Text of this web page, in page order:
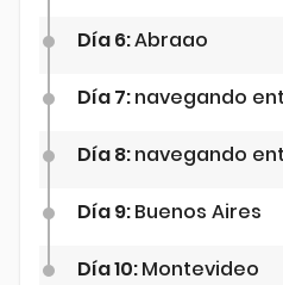
Día 6:Abraao
Día 7:navegando
Día 8:navegando
Día 9:Buenos Aires
Día 10:Montevideo